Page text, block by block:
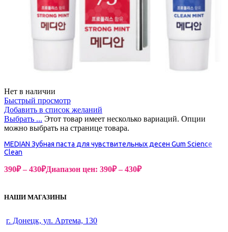
Нет в наличии
Быстрый просмотр
Добавить в список желаний
Выбрать ... Этот товар имеет несколько вариаций. Опции
можно выбрать на странице товара.
MEDIAN Зубная паста для чувствительных десен Gum Science
Clean
390₽ – 430₽Диапазон цен: 390₽ – 430₽
НАШИ МАГАЗИНЫ
г. Донецк, ул. Артема, 130